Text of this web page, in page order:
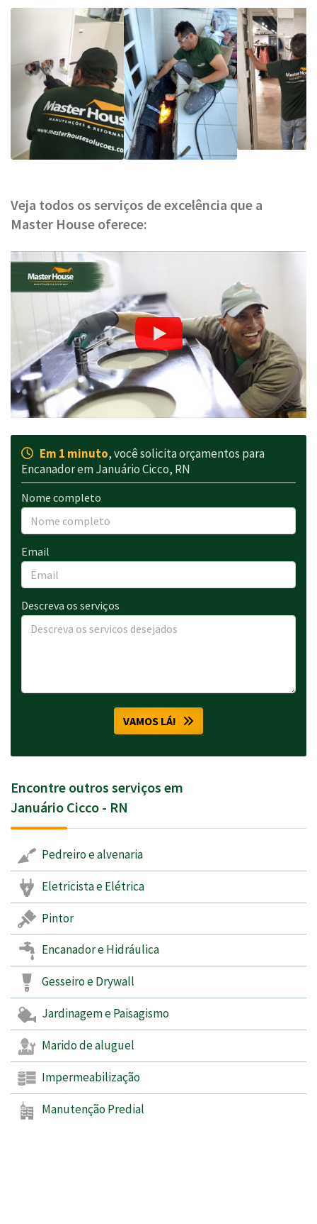
Veja todos os serviços de excelência que a
Master House oferece:
Em 1 minuto, você solicita orçamentos para
Encanador em Januário Cicco, RN
Nome completo
Email
Descreva os serviços
VAMOS LÁ!
Encontre outros serviços em
Januário Cicco - RN
Pedreiro e alvenaria
Eletricista e Elétrica
Pintor
Encanador e Hidráulica
Gesseiro e Drywall
Jardinagem e Paisagismo
Marido de aluguel
Impermeabilização
Manutenção Predial